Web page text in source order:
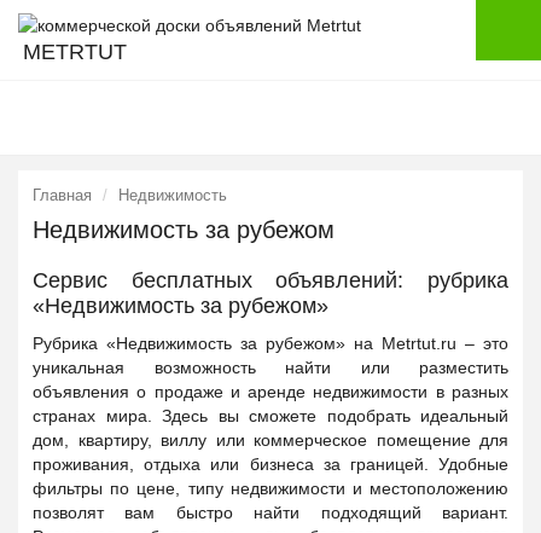
METRTUT
Главная Недвижимость
Недвижимость за рубежом
Сервис бесплатных объявлений: рубрика
«Недвижимость за рубежом»
Рубрика «Недвижимость за рубежом» на Metrtut.ru – это
уникальная возможность найти или разместить
объявления о продаже и аренде недвижимости в разных
странах мира. Здесь вы сможете подобрать идеальный
дом, квартиру, виллу или коммерческое помещение для
проживания, отдыха или бизнеса за границей. Удобные
фильтры по цене, типу недвижимости и местоположению
позволят вам быстро найти подходящий вариант.